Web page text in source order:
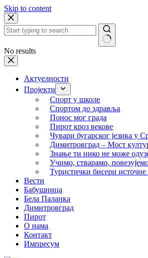
Skip to content
No results
Актуелности
Пројекти
Спорт у школе
Спортом до здравља
Понос мог града
Пирот кроз векове
Чувари бугарског језика у
Димитровград – Мост
Знање ти нико не може
Учимо, стварамо,
Туристички бисери источне
Вести
Бабушница
Бела Паланка
Димитровград
Пирот
О нама
Контакт
Импресум